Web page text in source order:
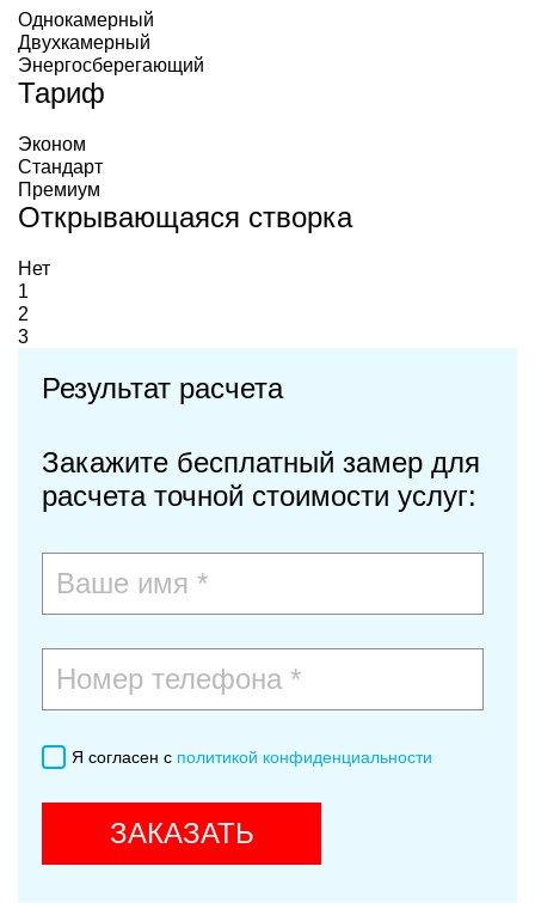
Однокамерный
Двухкамерный
Энергосберегающий
Тариф
Эконом
Стандарт
Премиум
Открывающаяся створка
Нет
1
2
3
Результат расчета
Закажите бесплатный замер для
расчета точной стоимости услуг:
Я согласен с политикой конфиденциальности
ЗАКАЗАТЬ